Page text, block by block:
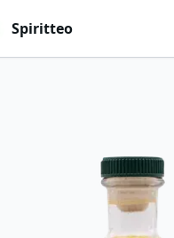
Spiritteo